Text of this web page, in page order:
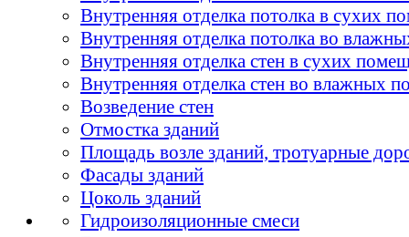
Внутренняя отделка потолка в сухих
Внутренняя отделка потолка во
Внутренняя отделка стен в сухих
Внутренняя отделка стен во влажных
Возведение стен
Отмостка зданий
Площадь возле зданий, тротуарные
Фасады зданий
Цоколь зданий
Гидроизоляционные смеси